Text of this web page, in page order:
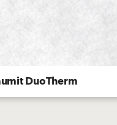
DuoTherm